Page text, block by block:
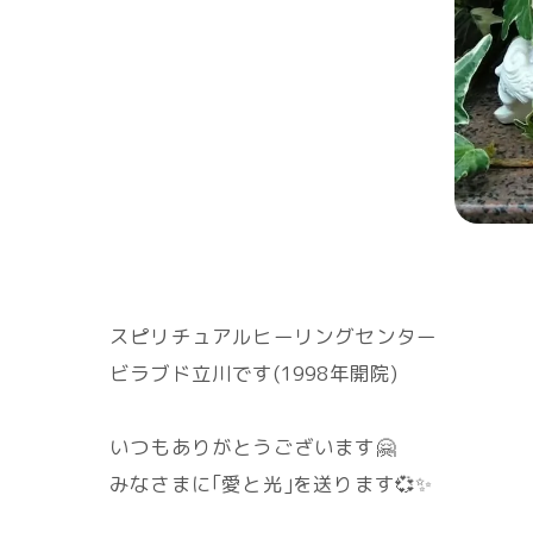
スピリチュアルヒーリングセンター
ビラブド立川です(1998年開院)
いつもありがとうございます🤗
みなさまに｢愛と光｣を送ります